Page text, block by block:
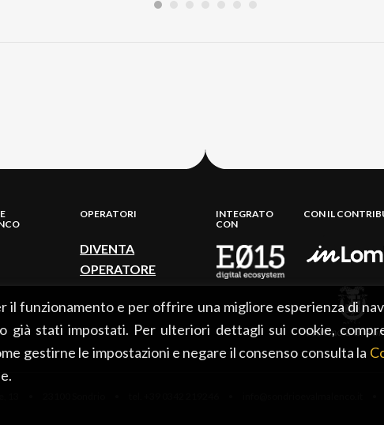
il funzionamento e per offrire una migliore esperienza di
già stati impostati. Per ulteriori dettagli sui cookie,
gestirne le impostazioni e negare il consenso consulta la
OPERATORI
DIVENTA
OPERATORE
INTEGRATO
CON
CON IL